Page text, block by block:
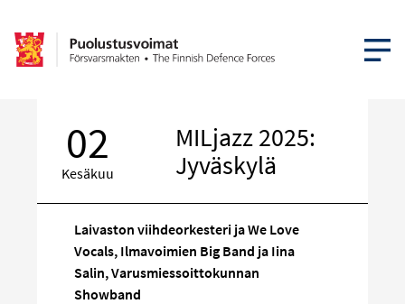
AVAA
02
Kesäkuu
MILjazz 2025:
Jyväskylä
Laivaston viihdeorkesteri ja We Love
Vocals, Ilmavoimien Big Band ja Iina
Salin, Varusmiessoittokunnan
Showband